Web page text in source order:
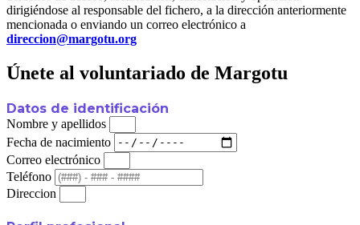
dirigiéndose al responsable del fichero, a la dirección anteriormente
mencionada o enviando un correo electrónico a
direccion@margotu.org
Únete al voluntariado de Margotu
Datos de identificación
Nombre y apellidos
Fecha de nacimiento
Correo electrónico
Teléfono
Direccion